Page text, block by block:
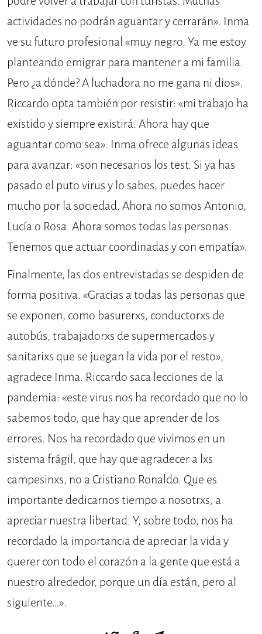
actividades no podrán aguantar y cerrarán». Inma
ve su futuro profesional «muy negro. Ya me estoy
planteando emigrar para mantener a mi familia.
Pero ¿a dónde? A luchadora no me gana ni dios».
Riccardo opta también por resistir: «mi trabajo ha
existido y siempre existirá. Ahora hay que
aguantar como sea». Inma ofrece algunas ideas
para avanzar: «son necesarios los test. Si ya has
pasado el puto virus y lo sabes, puedes hacer
mucho por la sociedad. Ahora no somos Antonio,
Lucía o Rosa. Ahora somos todas las personas.
Tenemos que actuar coordinadas y con empatía».
Finalmente, las dos entrevistadas se despiden de
forma positiva. «Gracias a todas las personas que
se exponen, como basurerxs, conductorxs de
autobús, trabajadorxs de supermercados y
sanitarixs que se juegan la vida por el resto»,
agradece Inma. Riccardo saca lecciones de la
pandemia: «este virus nos ha recordado que no lo
sabemos todo, que hay que aprender de los
errores. Nos ha recordado que vivimos en un
sistema frágil, que hay que agradecer a lxs
campesinxs, no a Cristiano Ronaldo. Que es
importante dedicarnos tiempo a nosotrxs, a
apreciar nuestra libertad. Y, sobre todo, nos ha
recordado la importancia de apreciar la vida y
querer con todo el corazón a la gente que está a
nuestro alrededor, porque un día están, pero al
siguiente…».